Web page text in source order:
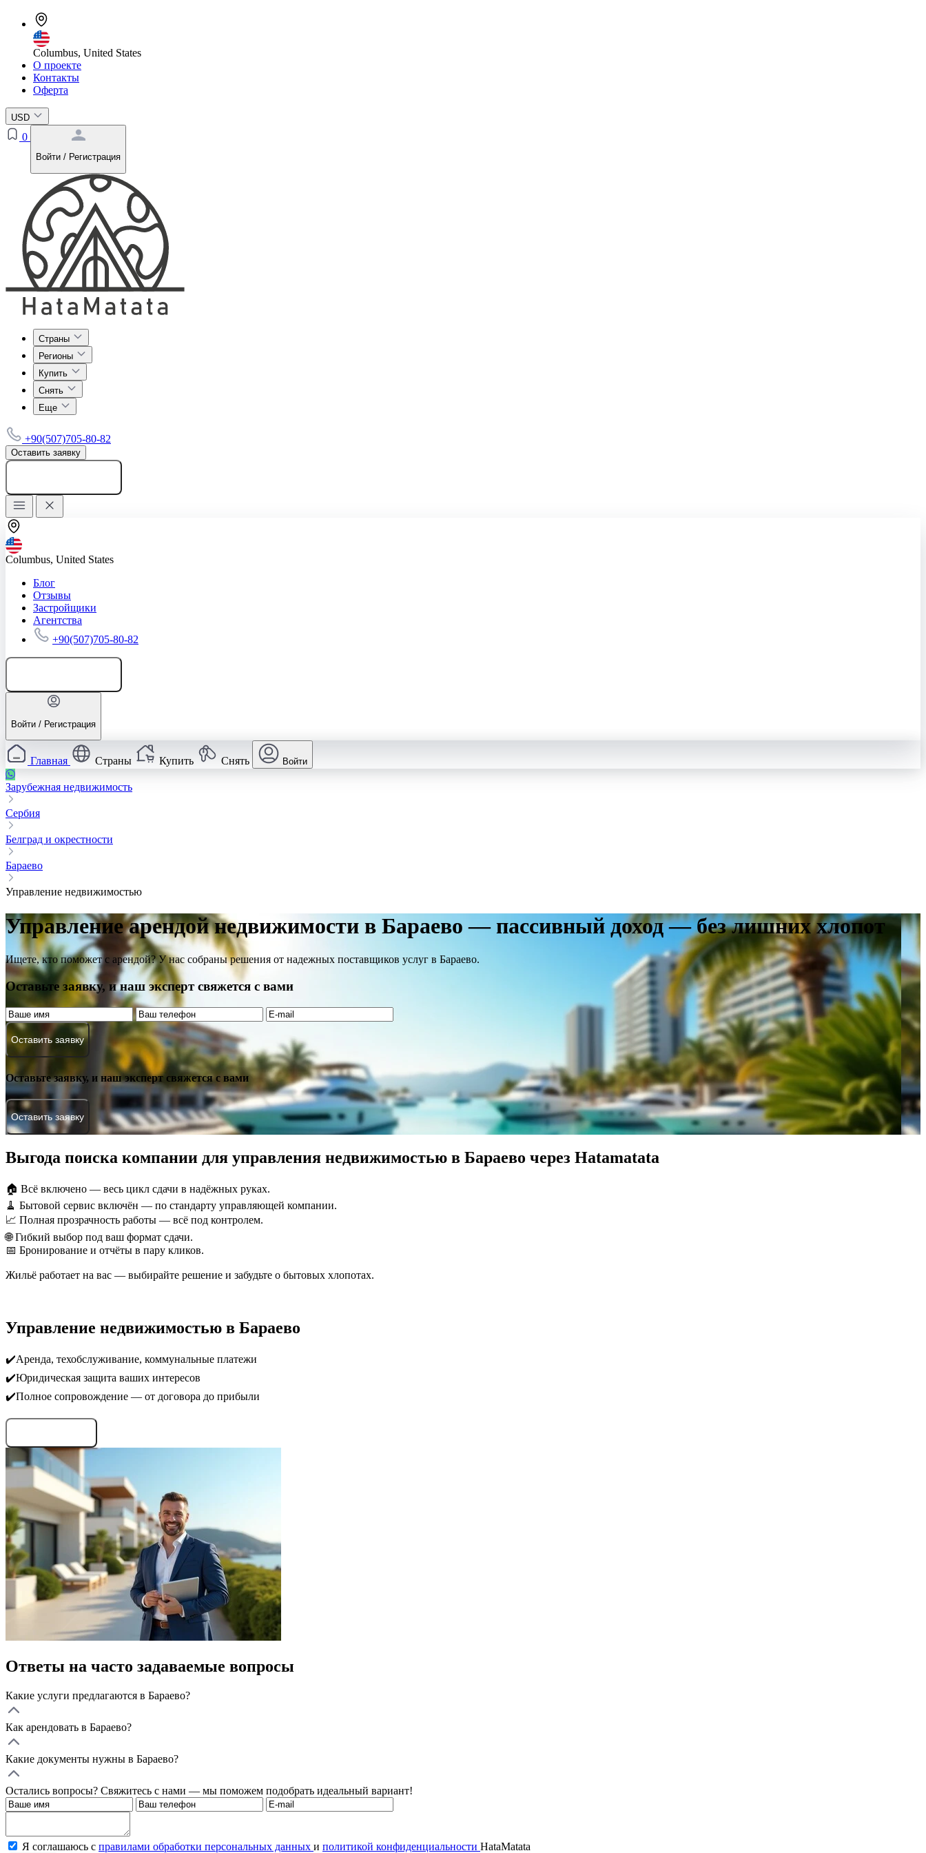
Columbus, United States
О проекте
Контакты
Оферта
USD
0
Войти / Регистрация
Страны
Регионы
Купить
Снять
Еще
+90(507)705-80-82
Оставить заявку
Columbus, United States
Блог
Отзывы
Застройщики
Агентства
+90(507)705-80-82
Войти / Регистрация
Главная Страны Купить Снять Войти
Зарубежная недвижимость
Сербия
Белград и окрестности
Бараево
Управление недвижимостью
Управление арендой недвижимости в Бараево — пассивный доход — без лишних хлопот
Ищете, кто поможет с арендой? У нас собраны решения от надежных поставщиков услуг в Бараево.
Оставьте заявку, и наш эксперт свяжется с вами
Оставить заявку
Оставьте заявку, и наш эксперт свяжется с вами
Оставить заявку
Выгода поиска компании для управления недвижимостью в Бараево через Hatamatata
🏠 Всё включено — весь цикл сдачи в надёжных руках.
🧹 Бытовой сервис включён — по стандарту управляющей компании.
📈 Полная прозрачность работы — всё под контролем.
🌐 Гибкий выбор под ваш формат сдачи.
📅 Бронирование и отчёты в пару кликов.
Жильё работает на вас — выбирайте решение и забудьте о бытовых хлопотах.
Управление недвижимостью в Бараево
✔️Аренда, техобслуживание, коммунальные платежи
✔️Юридическая защита ваших интересов
✔️Полное сопровождение — от договора до прибыли
Ответы на часто задаваемые вопросы
Какие услуги предлагаются в Бараево?
Как арендовать в Бараево?
Какие документы нужны в Бараево?
Остались вопросы? Свяжитесь с нами — мы поможем подобрать идеальный вариант!
Я соглашаюсь с правилами обработки персональных данных и политикой конфиденциальности HataMatata